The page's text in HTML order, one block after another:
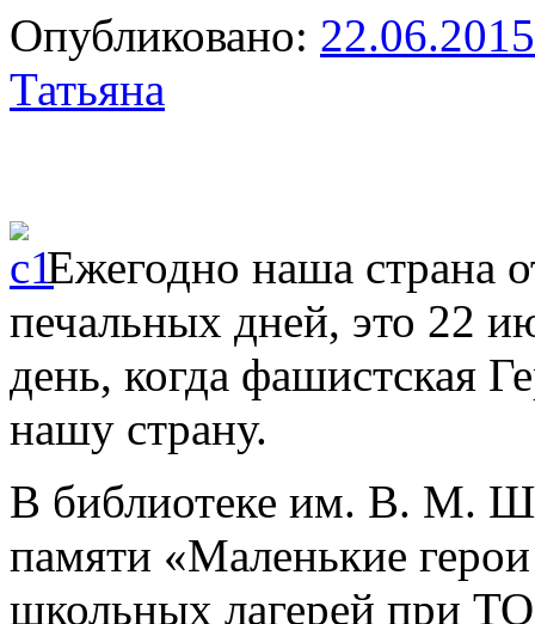
Опубликовано: 22.06.2015
Татьяна
Ежегодно наша страна
печальных дней, это 22
день, когда фашистская
нашу страну.
В библиотеке им. В. М.
памяти «Маленькие
школьных лагерей при